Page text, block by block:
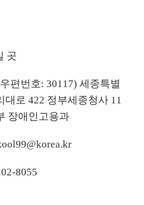
곳
편번호: 30117) 세종특별
대로 422 정부세종청사 11
장애인고용과
8055